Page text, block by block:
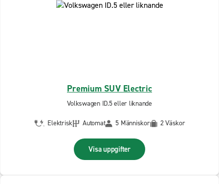
Premium SUV Electric
Volkswagen ID.5 eller liknande
Elektrisk Automat 5 Människor 2 Väskor
Visa uppgifter